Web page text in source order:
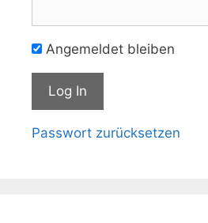
Angemeldet bleiben
Passwort zurücksetzen